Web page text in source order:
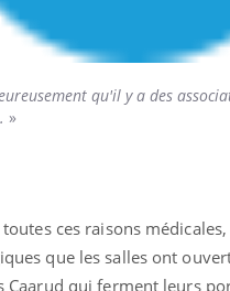
qu'il y a des
»
toutes ces raisons
que les salles ont
Caarud qui ferment leurs